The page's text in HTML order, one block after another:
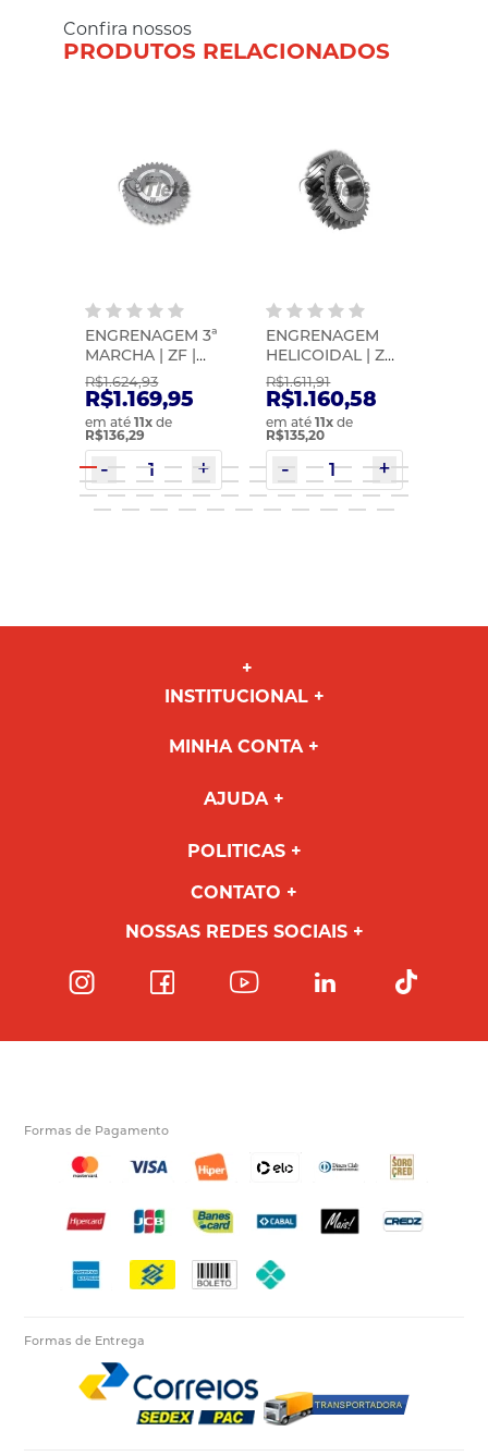
Confira nossos
PRODUTOS RELACIONADOS
ENGRENAGEM 3ª
MARCHA | ZF |
0091304061
R$1.624,93
R$1.169,95
em até11x de
R$136,29
ENGRENAGEM
HELICOIDAL | ZF |
1324304015
R$1.611,91
R$1.160,58
em até11x de
R$135,20
INSTITUCIONAL
MINHA CONTA
AJUDA
POLITICAS
CONTATO
NOSSAS REDES SOCIAIS
Formas de Pagamento
Formas de Entrega